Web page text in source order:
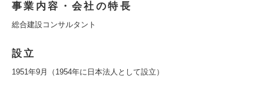
事業内容・会社の特長
総合建設コンサルタント
設立
1951年9月（1954年に日本法人として設立）